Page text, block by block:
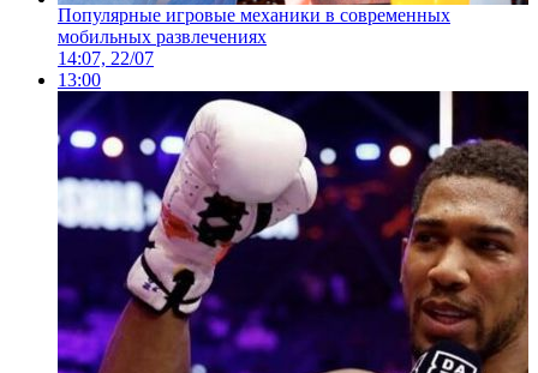
Популярные игровые механики в современных
мобильных развлечениях
14:07, 22/07
13:00